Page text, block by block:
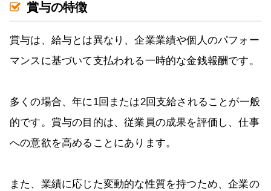
賞与の特徴
賞与は、給与とは異なり、企業業績や個人のパフォー
マンスに基づいて支払われる一時的な金銭報酬です。
多くの場合、年に1回または2回支給されることが一般
的です。賞与の目的は、従業員の成果を評価し、仕事
への意欲を高めることにあります。
また、業績に応じた変動的な性質を持つため、企業の